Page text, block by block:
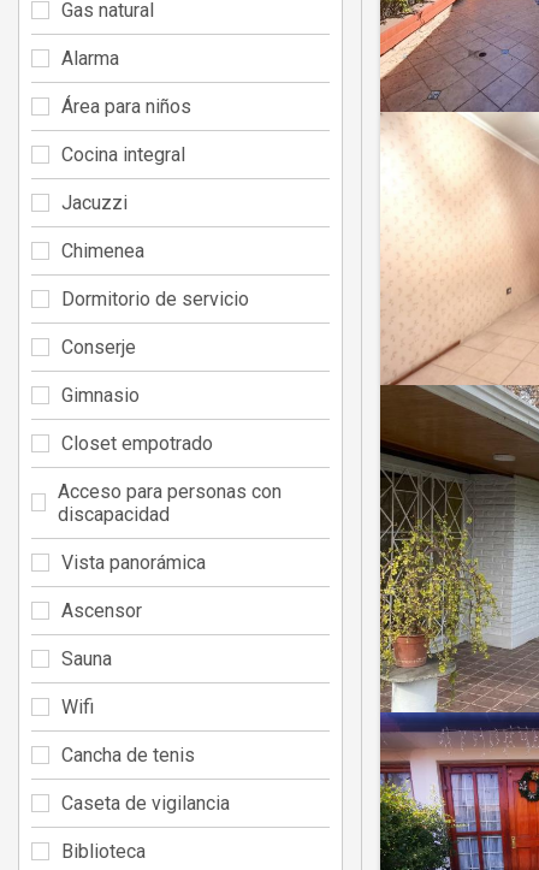
Gas natural
Alarma
Área para niños
Cocina integral
Jacuzzi
Chimenea
Dormitorio de servicio
Conserje
Gimnasio
Closet empotrado
Acceso para personas con
discapacidad
Vista panorámica
Ascensor
Sauna
Wifi
Cancha de tenis
Caseta de vigilancia
Biblioteca